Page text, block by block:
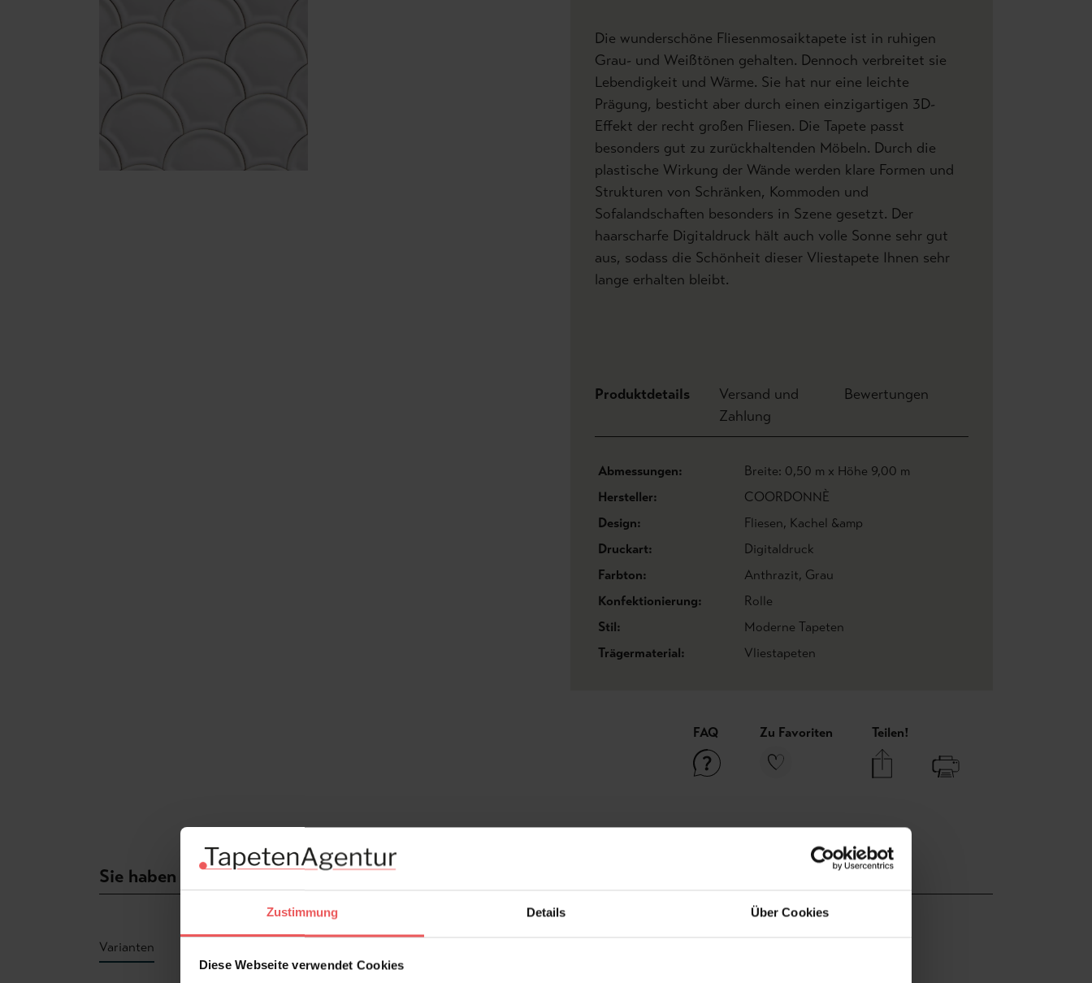
Zustimmung Details Über Cookies
Diese Webseite verwendet Cookies
Die wunderschöne Fliesenmosaiktapete ist in ruhigen
Grau- und Weißtönen gehalten. Dennoch verbreitet sie
Lebendigkeit und Wärme. Sie hat nur eine leichte
Prägung, besticht aber durch einen einzigartigen 3D-
Effekt der recht großen Fliesen. Die Tapete passt
besonders gut zu zurückhaltenden Möbeln. Durch die
plastische Wirkung der Wände werden klare Formen und
Strukturen von Schränken, Kommoden und
Sofalandschaften besonders in Szene gesetzt. Der
haarscharfe Digitaldruck hält auch volle Sonne sehr gut
aus, sodass die Schönheit dieser Vliestapete Ihnen sehr
lange erhalten bleibt.
Produktdetails
Versand und
Zahlung
Bewertungen
Abmessungen:
Breite: 0,50 m x Höhe 9,00 m
Hersteller:
COORDONNÈ
Design:
Fliesen, Kachel &amp
Druckart:
Digitaldruck
Farbton:
Anthrazit, Grau
Konfektionierung:
Rolle
Stil:
Moderne Tapeten
Trägermaterial:
Vliestapeten
FAQ Zu Favoriten Teilen!
Sie haben Fragen zum Produkt?
Varianten